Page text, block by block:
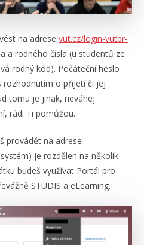
na adrese vut.cz/login-vutbr-
a rodného čísla (u studentů ze
rodný kód). Počáteční heslo
rozhodnutím o přijetí či jej
tomu je jinak, neváhej
rádi Ti pomůžou.
provádět na adrese
je rozdělen na několik
budeš využívat Portál pro
STUDIS a eLearning.